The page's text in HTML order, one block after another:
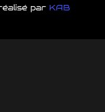
par KAB